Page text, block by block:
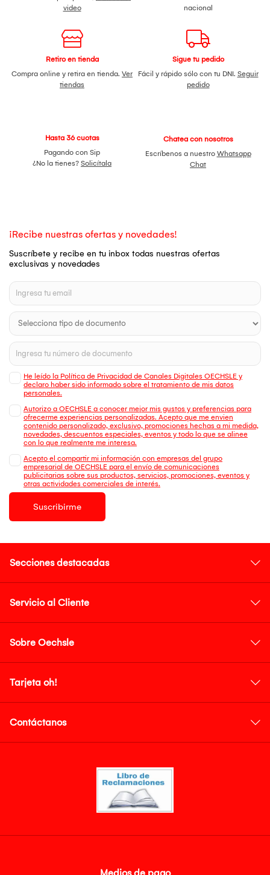
video
nacional
Retiro en tienda
Compra online y retira en tienda. Ver
tiendas
Sigue tu pedido
Fácil y rápido sólo con tu DNI. Seguir
pedido
Hasta 36 cuotas
Pagando con Sip
¿No la tienes? Solicítala
Chatea con nosotros
Escríbenos a nuestro Whatsapp
Chat
¡Recibe nuestras ofertas y novedades!
Suscríbete y recibe en tu inbox todas nuestras ofertas
exclusivas y novedades
He leído la Política de Privacidad de Canales Digitales OECHSLE y
declaro haber sido informado sobre el tratamiento de mis datos
personales.
Autorizo a OECHSLE a conocer mejor mis gustos y preferencias para
ofrecerme experiencias personalizadas. Acepto que me envien
contenido personalizado, exclusivo, promociones hechas a mi medida,
novedades, descuentos especiales, eventos y todo lo que se alinee
con lo que realmente me interesa.
Acepto el compartir mi información con empresas del grupo
empresarial de OECHSLE para el envío de comunicaciones
publicitarias sobre sus productos, servicios, promociones, eventos y
otras actividades comerciales de interés.
Suscribirme
Secciones destacadas
Servicio al Cliente
Sobre Oechsle
Tarjeta oh!
Contáctanos